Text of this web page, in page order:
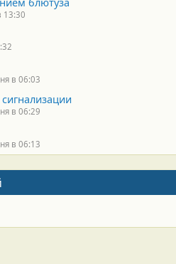
13:30
в 06:03
в 06:29
в 06:13